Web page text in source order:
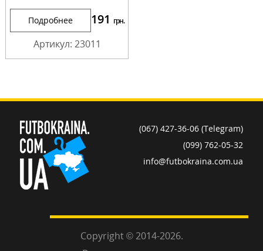
Подробнее 191 грн.
Артикул: 23011
(067) 427-36-06 (Telegram)
(099) 762-05-32
info@futbokraina.com.ua
Copyright © 2014-2026.